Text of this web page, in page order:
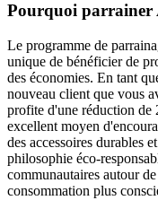
Pourquoi parrainer
Le programme de
unique de bénéficier de
des économies. En tant
nouveau client que vous
profite d'une réduction de
excellent moyen
des accessoires durables
philosophie éco-
communautaires autour
consommation plus